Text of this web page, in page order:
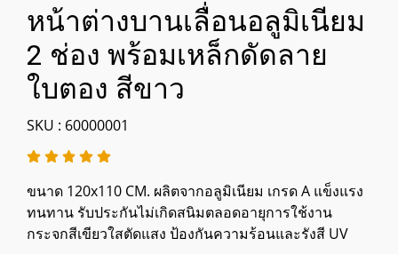
หน้าต่างบานเลื่อนอลูมิเนียม
2 ช่อง พร้อมเหล็กดัดลาย
ใบตอง สีขาว
SKU : 60000001
ขนาด 120x110 CM. ผลิตจากอลูมิเนียม เกรด A แข็งแรง
ทนทาน รับประกันไม่เกิดสนิมตลอดอายุการใช้งาน
กระจกสีเขียวใสตัดแสง ป้องกันความร้อนและรังสี UV